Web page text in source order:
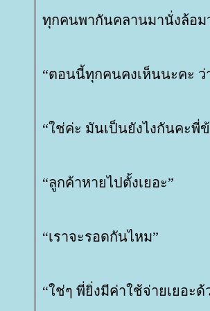
ทุกคนพากันคลานมานั่งล้อม
“ตอนนี้ทุกคนคงเห็นนะคะ ว่
“ใช่ค่ะ มันเป็นยังไงกันคะพี่ข้
“ลูกค้าหายไปตั้งเยอะ”
“เราจะรอดกันไหม”
“ใช่ๆ พี่ยิ่งมีค่าใช้จ่ายเยอะ